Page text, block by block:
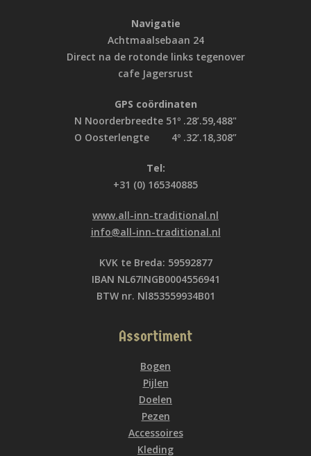
Navigatie
Achtmaalsebaan 24
Direct na de rotonde links tegenover
cafe Jagersrust
GPS coördinaten
N Noorderbreedte 51º .28’.59,488"
O Oosterlengte 4º .32’.18,308”
Tel:
+31 (0) 165340885
www.all-inn-traditional.nl
info@all-inn-traditional.nl
KVK te Breda: 59592877
IBAN NL67INGB0004556941
BTW nr. Nl853559934B01
Assortiment
Bogen
Pijlen
Doelen
Pezen
Accessoires
Kleding